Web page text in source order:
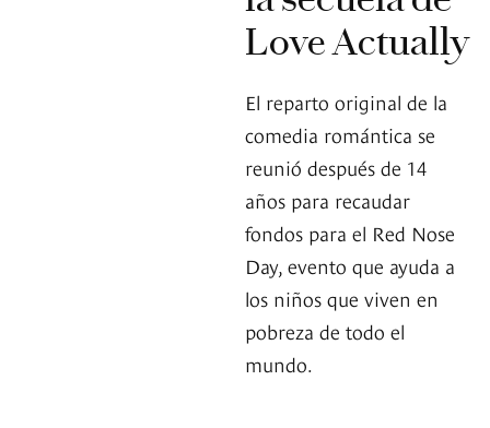
Love Actually
El reparto original de la
comedia romántica se
reunió después de 14
años para recaudar
fondos para el Red Nose
Day, evento que ayuda a
los niños que viven en
pobreza de todo el
mundo.